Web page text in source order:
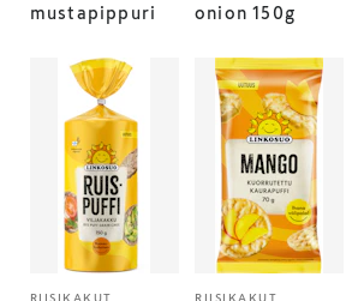
mustapippuri
onion 150g
RIISIKAKUT RIISIKAKUT